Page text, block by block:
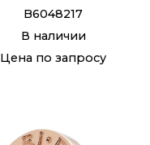
B6048217
В наличии
Цена по запросу